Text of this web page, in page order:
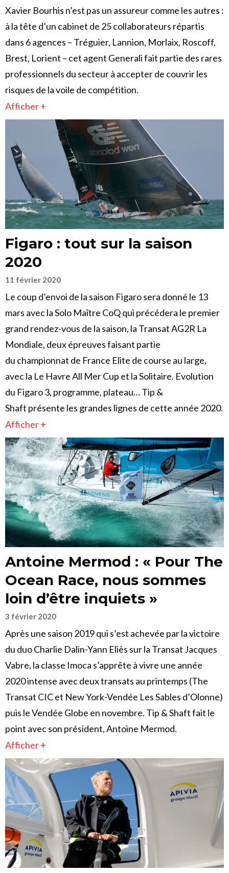
Xavier Bourhis n’est pas un assureur comme les autres :
à la tête d’un cabinet de 25 collaborateurs répartis
dans 6 agences – Tréguier, Lannion, Morlaix, Roscoff,
Brest, Lorient – cet agent Generali fait partie des rares
professionnels du secteur à accepter de couvrir les
risques de la voile de compétition.
Afficher +
Figaro : tout sur la saison
2020
11 février 2020
Le coup d’envoi de la saison Figaro sera donné le 13
mars avec la Solo Maître CoQ qui précédera le premier
grand rendez-vous de la saison, la Transat AG2R La
Mondiale, deux épreuves faisant partie
du championnat de France Elite de course au large,
avec la Le Havre All Mer Cup et la Solitaire. Evolution
du Figaro 3, programme, plateau… Tip &
Shaft présente les grandes lignes de cette année 2020.
Afficher +
Antoine Mermod : « Pour The
Ocean Race, nous sommes
loin d’être inquiets »
3 février 2020
Après une saison 2019 qui s’est achevée par la victoire
du duo Charlie Dalin-Yann Eliès sur la Transat Jacques
Vabre, la classe Imoca s’apprête à vivre une année
2020 intense avec deux transats au printemps (The
Transat CIC et New York-Vendée Les Sables d’Olonne)
puis le Vendée Globe en novembre. Tip & Shaft fait le
point avec son président, Antoine Mermod.
Afficher +